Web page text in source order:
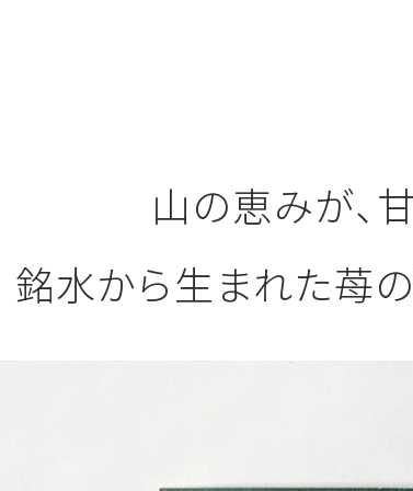
山の恵みが、
銘水から生まれた苺